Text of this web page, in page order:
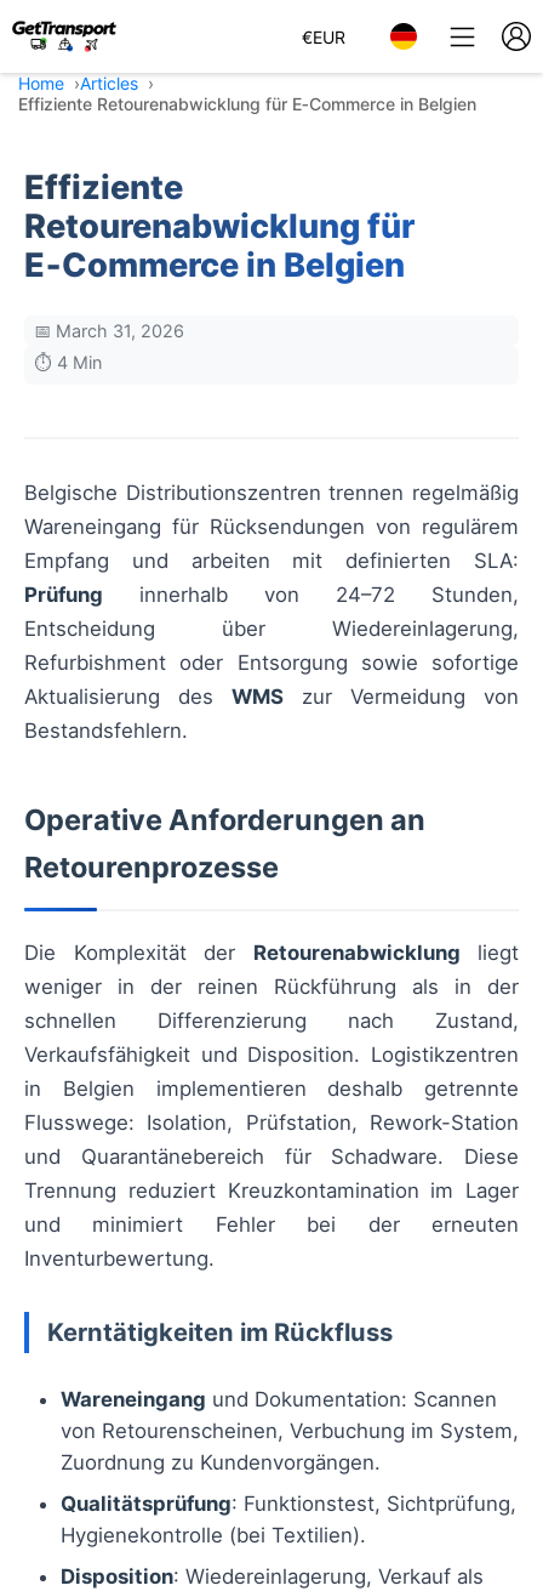
€EUR
Home
Articles
Effiziente Retourenabwicklung für E‑Commerce in Belgien
Effiziente
Retourenabwicklung für
E‑Commerce in Belgien
📅 March 31, 2026
⏱️ 4 Min
Belgische Distributionszentren trennen regelmäßig
Wareneingang für Rücksendungen von regulärem
Empfang und arbeiten mit definierten SLA:
Prüfung innerhalb von 24–72 Stunden,
Entscheidung über Wiedereinlagerung,
Refurbishment oder Entsorgung sowie sofortige
Aktualisierung des WMS zur Vermeidung von
Bestandsfehlern.
Operative Anforderungen an
Retourenprozesse
Die Komplexität der Retourenabwicklung liegt
weniger in der reinen Rückführung als in der
schnellen Differenzierung nach Zustand,
Verkaufsfähigkeit und Disposition. Logistikzentren
in Belgien implementieren deshalb getrennte
Flusswege: Isolation, Prüfstation, Rework-Station
und Quarantänebereich für Schadware. Diese
Trennung reduziert Kreuzkontamination im Lager
und minimiert Fehler bei der erneuten
Inventurbewertung.
Kerntätigkeiten im Rückfluss
Wareneingang und Dokumentation: Scannen
von Retourenscheinen, Verbuchung im System,
Zuordnung zu Kundenvorgängen.
Qualitätsprüfung: Funktionstest, Sichtprüfung,
Hygienekontrolle (bei Textilien).
Disposition: Wiedereinlagerung, Verkauf als